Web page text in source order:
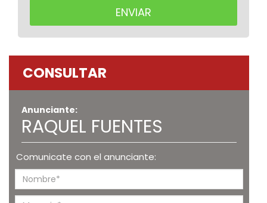
CONSULTAR
Anunciante:
RAQUEL FUENTES
Comunicate con el anunciante: